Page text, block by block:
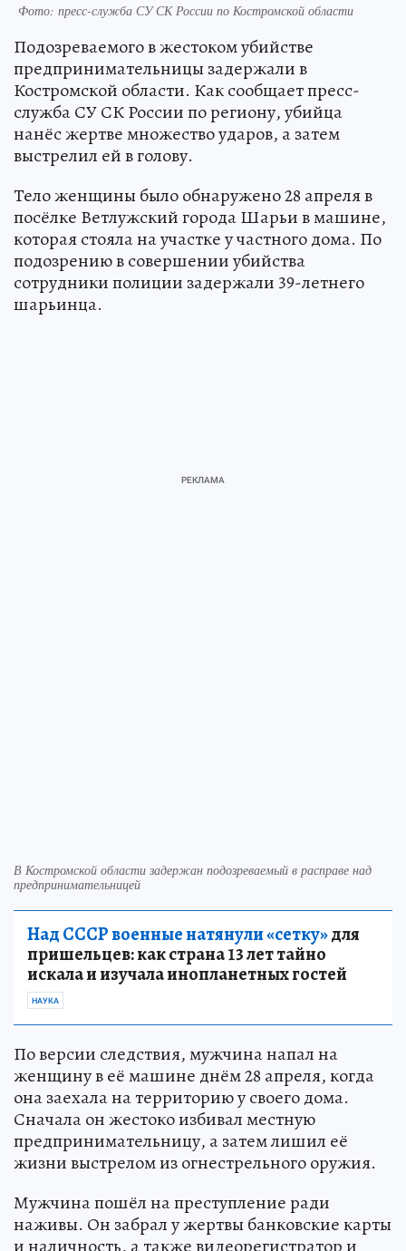
Фото: пресс-служба СУ СК России по Костромской области
Подозреваемого в жестоком убийстве
предпринимательницы задержали в
Костромской области. Как сообщает пресс-
служба СУ СК России по региону, убийца
нанёс жертве множество ударов, а затем
выстрелил ей в голову.
Тело женщины было обнаружено 28 апреля в
посёлке Ветлужский города Шарьи в машине,
которая стояла на участке у частного дома. По
подозрению в совершении убийства
сотрудники полиции задержали 39-летнего
шарьинца.
В Костромской области задержан подозреваемый в расправе над
предпринимательницей
Над СССР военные натянули «сетку»для
пришельцев: как страна 13 лет тайно
искала и изучала инопланетных гостей
НАУКА
По версии следствия, мужчина напал на
женщину в её машине днём 28 апреля, когда
она заехала на территорию у своего дома.
Сначала он жестоко избивал местную
предпринимательницу, а затем лишил её
жизни выстрелом из огнестрельного оружия.
Мужчина пошёл на преступление ради
наживы. Он забрал у жертвы банковские карты
и наличность, а также видеорегистратор и